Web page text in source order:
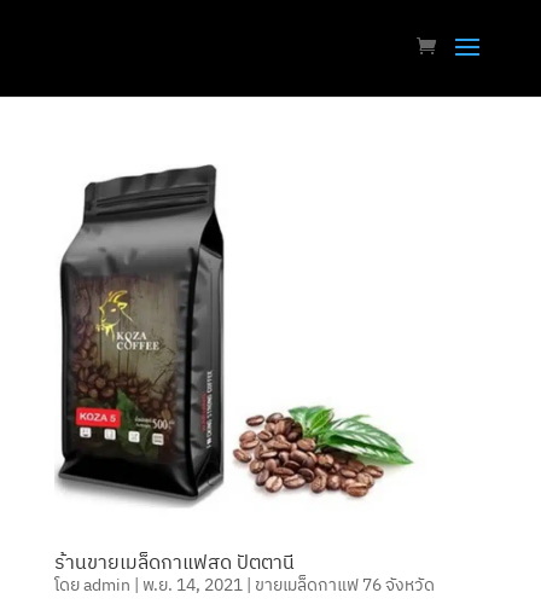
ร้านขายเมล็ดกาแฟสด ปัตตานี
โดยadmin | พ.ย. 14, 2021| ขายเมล็ดกาแฟ 76 จังหวัด